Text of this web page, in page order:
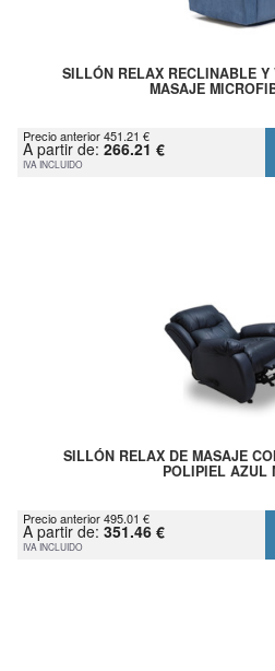
SILLÓN RELAX RECLINABLE Y
MASAJE
Precio anterior 451.21 €
A partir de: 266.21 €
IVA INCLUIDO
SILLÓN RELAX DE MASAJE
POLIPIEL AZUL
Precio anterior 495.01 €
A partir de: 351.46 €
IVA INCLUIDO